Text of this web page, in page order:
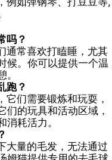
吗？
通常喜欢打瞌睡，尤其
候。你可以提供一个温
跑？
们需要锻炼和玩耍，
们的玩具和活动区域，
耗活力。
大量的毛发，无法通过